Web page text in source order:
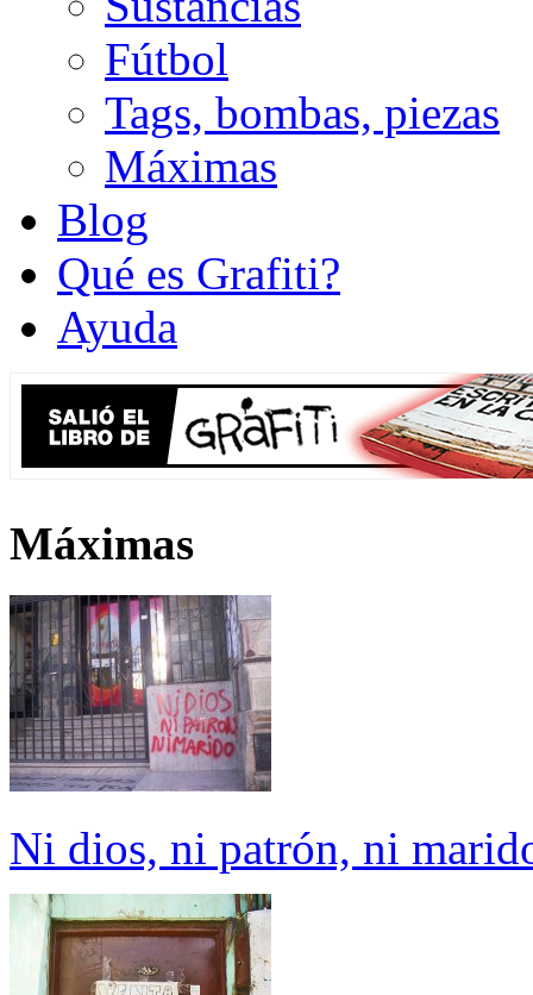
Fútbol
Tags, bombas, piezas
Máximas
Blog
Qué es Grafiti?
Ayuda
Máximas
Ni dios, ni patrón, ni